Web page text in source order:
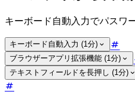
キーボード自動入力でパスワ
キーボード自動入力 (1分)
ブラウザーアプリ拡張機能 (1分)
テキストフィールドを長押し (1分)